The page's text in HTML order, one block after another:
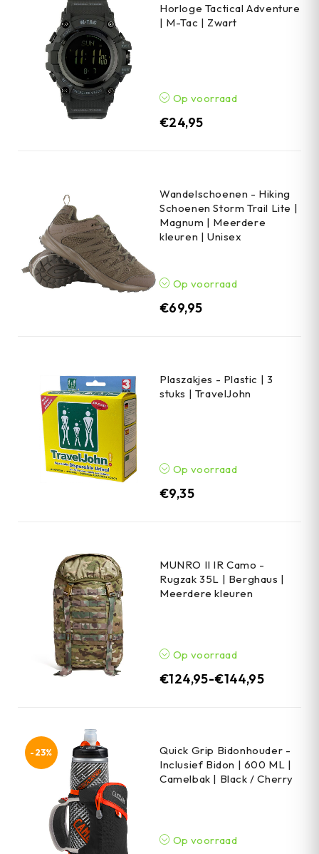
Horloge Tactical Adventure
| M-Tac | Zwart
Op voorraad
€24,95
Wandelschoenen - Hiking
Schoenen Storm Trail Lite |
Magnum | Meerdere
kleuren | Unisex
Op voorraad
€69,95
Plaszakjes - Plastic | 3
stuks | TravelJohn
Op voorraad
€9,35
MUNRO II IR Camo -
Rugzak 35L | Berghaus |
Meerdere kleuren
Op voorraad
€124,95-€144,95
-23%
Quick Grip Bidonhouder -
Inclusief Bidon | 600 ML |
Camelbak | Black / Cherry
Op voorraad